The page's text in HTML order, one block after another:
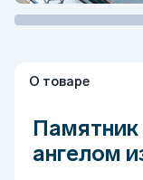
О товаре
ангелом